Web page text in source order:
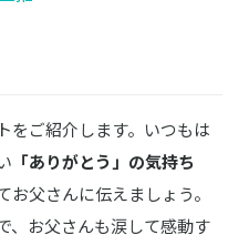
をご紹介します。いつもは
「ありがとう」の気持ち
父さんに伝えましょう。
、お父さんも涙して感動す